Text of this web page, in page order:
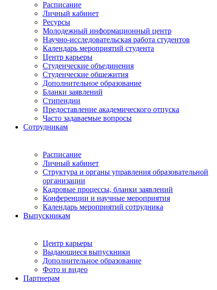
Расписание
Личный кабинет
Ресурсы
Молодежный информационный центр
Научно-исследовательская работа студентов
Календарь мероприятий студента
Центр карьеры
Студенческие объединения
Студенческие общежития
Дополнительное образование
Бланки заявлений
Стипендии
Предоставление академического отпуска
Часто задаваемые вопросы
Сотрудникам
Расписание
Личный кабинет
Структура и органы управления образовательной
организации
Кадровые процессы, бланки заявлений
Конференции и научные мероприятия
Календарь мероприятий сотрудника
Выпускникам
Центр карьеры
Выдающиеся выпускники
Дополнительное образование
Фото и видео
Партнерам